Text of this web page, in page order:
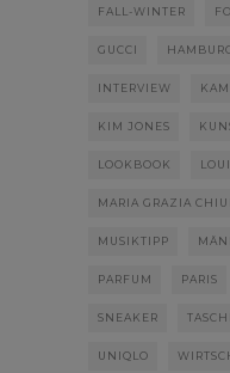
FALL-WINTER
GUCCI
INTERVIEW
KIM JONES
LOOKBOOK
MARIA GRAZIA
MUSIKTIPP
PARFUM PARIS
SNEAKER
UNIQLO